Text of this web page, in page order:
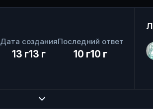
Дата создания
13 г13 г
Последний ответ
10 г10 г
Expand topic overview